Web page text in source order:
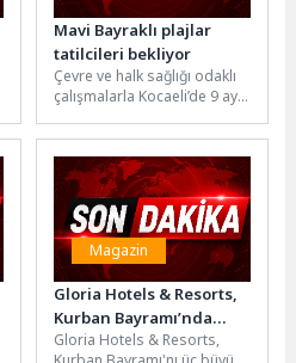
Mavi Bayraklı plajlar
tatilcileri bekliyor
Çevre ve halk sağlığı odaklı
çalışmalarla Kocaeli’de 9 ayrı
unvanını koruyan
Büyükşehir...
Magazin
Gloria Hotels & Resorts,
Kurban Bayramı’nda
Arem Arman, Alya ve
Gloria Hotels & Resorts,